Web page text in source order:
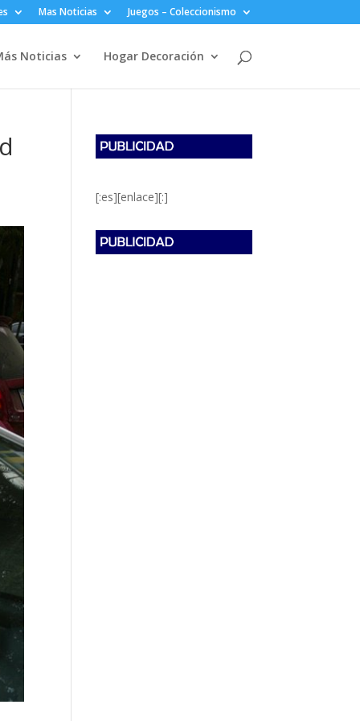
Mas Noticias Juegos – Coleccionismo
Noticias Hogar Decoración
[:es][enlace][:]